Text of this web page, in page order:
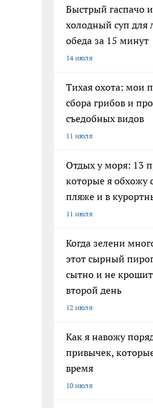
Быстрый гаспачо
холодный суп для
обеда за 15 минут
14 июля
Тихая охота: мои
сбора грибов и
съедобных видов
11 июля
Отдых у моря: 13
которые я обхожу
пляже и в
11 июля
Когда зелени
этот сырный
сытно и не
второй день
12 июля
Как я навожу
привычек,
время
10 июля